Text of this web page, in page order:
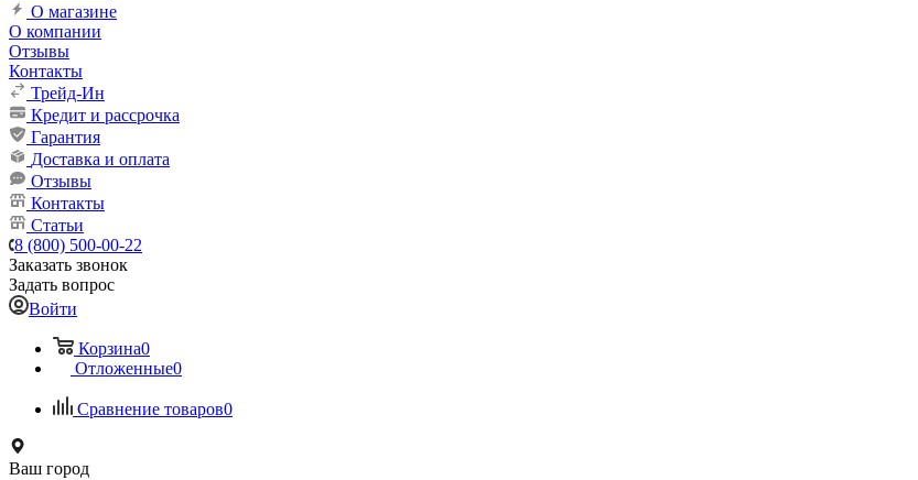
О магазине
О компании
Отзывы
Контакты
Трейд-Ин
Кредит и рассрочка
Гарантия
Доставка и оплата
Отзывы
Контакты
Статьи
8 (800) 500-00-22
Заказать звонок
Задать вопрос
Войти
Корзина0
Отложенные0
Сравнение товаров0
Ваш город